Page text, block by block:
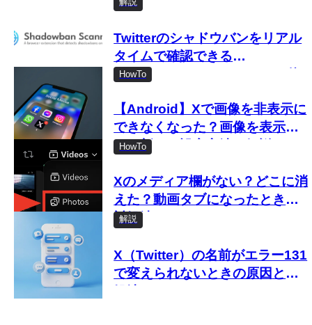
Twitterのシャドウバンをリアル
タイムで確認できる
「Shadowban Scanner」の使
HowTo
【Android】Xで画像を非表示に
できなくなった？画像を表示し
ない新しい設定方法を解説
HowTo
Xのメディア欄がない？どこに消
えた？動画タブになったときの
対処法
解説
X（Twitter）の名前がエラー131
で変えられないときの原因と対